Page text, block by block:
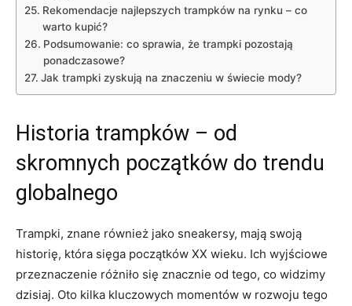
Rekomendacje najlepszych⁤ trampków na⁢ rynku ‍–⁢ co
warto kupić?
Podsumowanie:⁤ co ​sprawia, że‌ trampki pozostają
ponadczasowe?
Jak trampki zyskują na znaczeniu w ⁤świecie⁤ mody?
Historia trampków – ​od
skromnych początków do⁣ trendu
globalnego
Trampki, znane ⁣również ‌jako sneakersy, mają swoją
historię,‍ która sięga ⁢początków‍ XX⁣ wieku.​ Ich ⁤wyjściowe
przeznaczenie różniło się znacznie od​ tego,⁣ co​ widzimy
dzisiaj.‍ Oto kilka ⁢kluczowych ⁣momentów w rozwoju tego